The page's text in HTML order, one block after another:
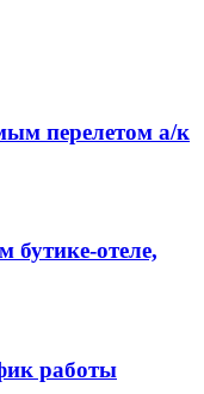
перелетом а/к
отеле,
работы